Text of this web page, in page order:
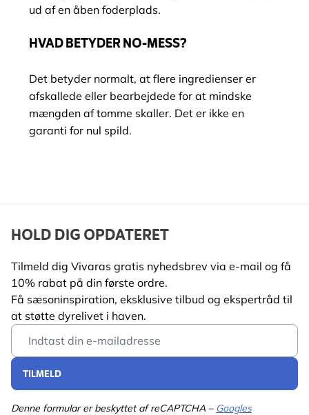
ud af en åben foderplads.
HVAD BETYDER NO-MESS?
Det betyder normalt, at flere ingredienser er
afskallede eller bearbejdede for at mindske
mængden af tomme skaller. Det er ikke en
garanti for nul spild.
HOLD DIG OPDATERET
Tilmeld dig Vivaras gratis nyhedsbrev via e-mail og få
10% rabat på din første ordre.
Få sæsoninspiration, eksklusive tilbud og ekspertråd til
at støtte dyrelivet i haven.
Email Address
TILMELD
Denne formular er beskyttet af reCAPTCHA – Googles